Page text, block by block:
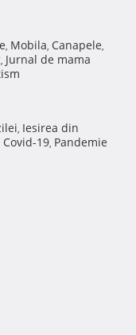
, Mobila, Canapele,
, Jurnal de mama
, Iesirea din
Covid-19, Pandemie